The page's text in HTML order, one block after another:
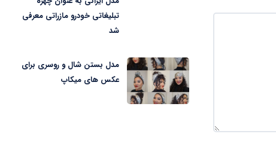
تبلیغاتی خودرو مازراتی معرفی
شد
مدل بستن شال و روسری برای
عکس های میکاپ